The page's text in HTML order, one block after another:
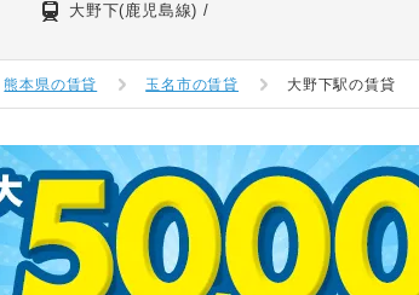
大野下(鹿児島線)
熊本県の賃貸 玉名市の賃貸 大野下駅の賃貸